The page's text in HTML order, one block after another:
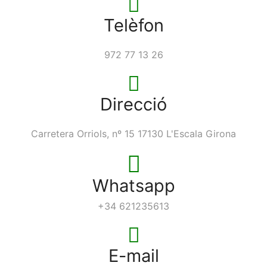
Telèfon
972 77 13 26
Direcció
Carretera Orriols, nº 15 17130 L'Escala Girona
Whatsapp
+34 621235613
E-mail